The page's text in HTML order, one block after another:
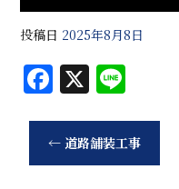
投稿日 2025年8月8日
F
a
c
e
X
e
← 道路舗装工事